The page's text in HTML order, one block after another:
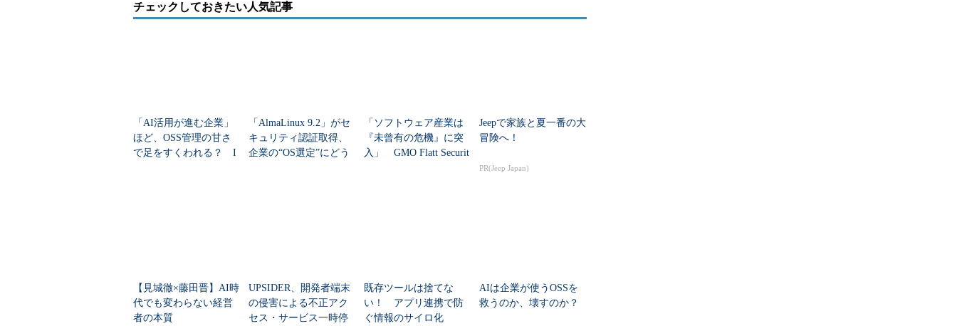
チェックしておきたい人気記事
「AI活用が進む企業」
ほど、OSS管理の甘さ
で足をすくわれる？ I
「AlmaLinux 9.2」がセ
キュリティ認証取得、
企業の“OS選定”にどう
「ソフトウェア産業は
『未曾有の危機』に突
入」 GMO Flatt Securit
Jeepで家族と夏一番の大
冒険へ！
PR(Jeep Japan)
【見城徹×藤田晋】AI時
代でも変わらない経営
者の本質
UPSIDER、開発者端末
の侵害による不正アク
セス・サービス一時停
既存ツールは捨てな
い！ アプリ連携で防
ぐ情報のサイロ化
AIは企業が使うOSSを
救うのか、壊すのか？